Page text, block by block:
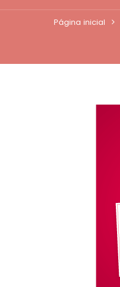
Página inicial